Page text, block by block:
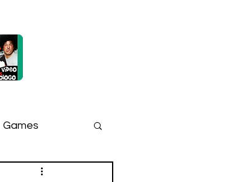
Games
game